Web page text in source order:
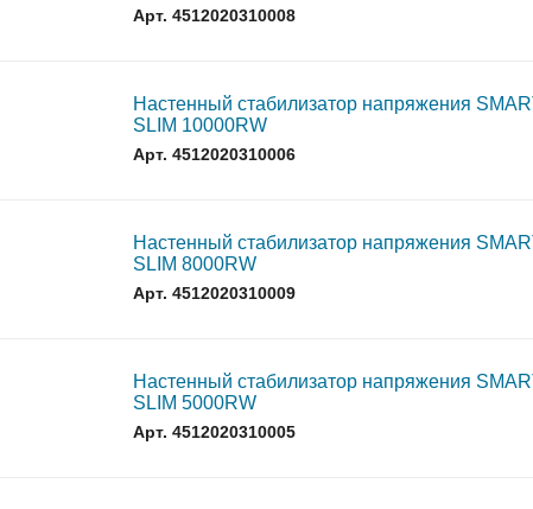
подстанций
ANC
товара производиться не будет!
временем автономной работы в зависимости от
подстанций
Арт. 4512020310008
Настенный стабилизатор напряжения
SLIM 10000RW
Арт. 4512020310006
Настенный стабилизатор напряжения
SLIM 8000RW
Арт. 4512020310009
Настенный стабилизатор напряжения
SLIM 5000RW
Арт. 4512020310005